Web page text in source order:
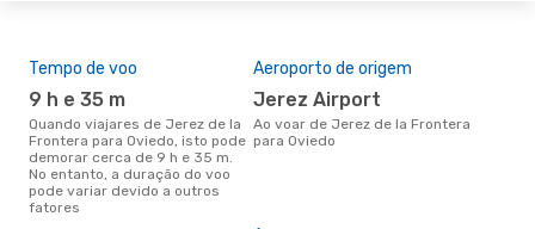
Tempo de voo
9 h e 35 m
Quando viajares de Jerez de la
Frontera para Oviedo, isto pode
demorar cerca de 9 h e 35 m.
No entanto, a duração do voo
pode variar devido a outros
fatores
Aeroporto de origem
Jerez Airport
Ao voar de Jerez de la Frontera
para Oviedo